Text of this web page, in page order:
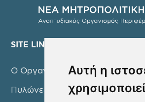
Αυτή η
SITE LINKS
Ο Οργανισμός
Πυλώνες Δράσης